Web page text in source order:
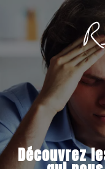
Découvrez